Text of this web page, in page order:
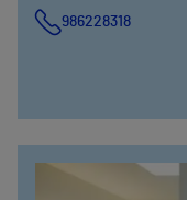
986228318
981067066